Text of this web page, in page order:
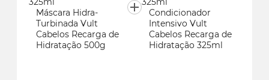
Máscara Hidra-
Turbinada Vult
Cabelos Recarga de
Hidratação 500g
Condicionador
Intensivo Vult
Cabelos Recarga de
Hidratação 325ml